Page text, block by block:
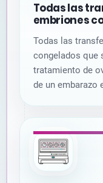
Todas las
embriones
Todas las
congelados que
tratamiento de
de un embarazo